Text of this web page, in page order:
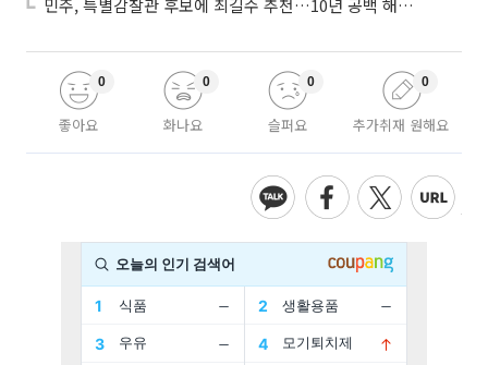
민주, 특별감찰관 후보에 최길수 추천…10년 공백 해소 속도
좋아요
0
화나요
0
슬퍼요
0
추가취재 원해요
0